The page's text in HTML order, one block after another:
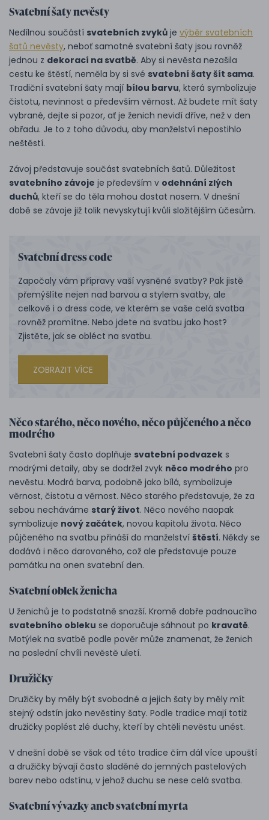
Svatební šaty nevěsty
Nedílnou součástí svatebních zvyků je výběr svatebních
šatů nevěsty, neboť samotné svatební šaty jsou rovněž
jednou z dekorací na svatbě. Aby si nevěsta nezašila
cestu ke štěstí, neměla by si své svatební šaty šít sama.
Tradiční svatební šaty mají bílou barvu, která symbolizuje
čistotu, nevinnost a především věrnost. Až budete mít šaty
vybrané, dejte si pozor, ať je ženich nevidí dříve, než v den
obřadu. Je to z toho důvodu, aby manželství nepostihlo
neštěstí.
Závoj představuje součást svatebních šatů. Důležitost
svatebního závoje je především v odehnání zlých
duchů, kteří se do těla mohou dostat nosem. V dnešní
době se závoje již tolik nevyskytují kvůli složitějším účesům.
Svatební dress code
Započaly vám přípravy vaší vysněné svatby? Pak jistě
přemýšlíte nejen nad barvou a stylem svatby, ale
celkově i o dress code, ve kterém se vaše celá svatba
rovněž promítne. Nebo jdete na svatbu jako host?
Zjistěte, jak se obléct na svatbu.
ZOBRAZIT VÍCE
Něco starého, něco nového, něco půjčeného a něco
modrého
Svatební šaty často doplňuje svatební podvazek s
modrými detaily, aby se dodržel zvyk něco modrého pro
nevěstu. Modrá barva, podobně jako bílá, symbolizuje
věrnost, čistotu a věrnost. Něco starého představuje, že za
sebou necháváme starý život. Něco nového naopak
symbolizuje nový začátek, novou kapitolu života. Něco
půjčeného na svatbu přináší do manželství štěstí. Někdy se
dodává i něco darovaného, což ale představuje pouze
památku na onen svatební den.
Svatební oblek ženicha
U ženichů je to podstatně snazší. Kromě dobře padnoucího
svatebního obleku se doporučuje sáhnout po kravatě.
Motýlek na svatbě podle pověr může znamenat, že ženich
na poslední chvíli nevěstě uletí.
Družičky
Družičky by měly být svobodné a jejich šaty by měly mít
stejný odstín jako nevěstiny šaty. Podle tradice mají totiž
družičky poplést zlé duchy, kteří by chtěli nevěstu unést.
V dnešní době se však od této tradice čím dál více upouští
a družičky bývají často sladěné do jemných pastelových
barev nebo odstínu, v jehož duchu se nese celá svatba.
Svatební vývazky aneb svatební myrta